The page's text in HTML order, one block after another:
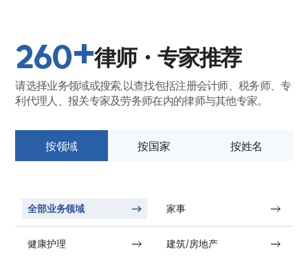
260+律师・专家推荐
请选择业务领域或搜索,以查找包括注册会计师、税务师、专
利代理人、报关专家及劳务师在内的律师与其他专家。
按领域 按国家 按姓名
全部业务领域 家事
健康护理 建筑/房地产